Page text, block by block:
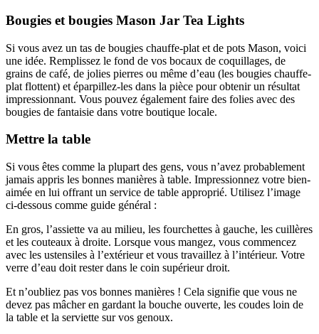
Bougies et bougies Mason Jar Tea Lights
Si vous avez un tas de bougies chauffe-plat et de pots Mason, voici
une idée. Remplissez le fond de vos bocaux de coquillages, de
grains de café, de jolies pierres ou même d’eau (les bougies chauffe-
plat flottent) et éparpillez-les dans la pièce pour obtenir un résultat
impressionnant. Vous pouvez également faire des folies avec des
bougies de fantaisie dans votre boutique locale.
Mettre la table
Si vous êtes comme la plupart des gens, vous n’avez probablement
jamais appris les bonnes manières à table. Impressionnez votre bien-
aimée en lui offrant un service de table approprié. Utilisez l’image
ci-dessous comme guide général :
En gros, l’assiette va au milieu, les fourchettes à gauche, les cuillères
et les couteaux à droite. Lorsque vous mangez, vous commencez
avec les ustensiles à l’extérieur et vous travaillez à l’intérieur. Votre
verre d’eau doit rester dans le coin supérieur droit.
Et n’oubliez pas vos bonnes manières ! Cela signifie que vous ne
devez pas mâcher en gardant la bouche ouverte, les coudes loin de
la table et la serviette sur vos genoux.